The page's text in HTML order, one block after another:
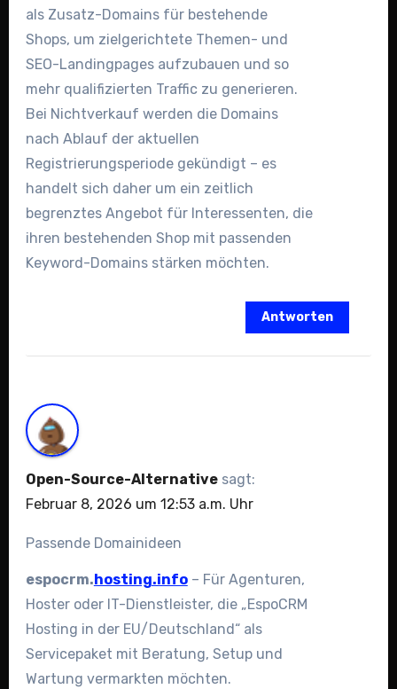
als Zusatz-Domains für bestehende
Shops, um zielgerichtete Themen- und
SEO-Landingpages aufzubauen und so
mehr qualifizierten Traffic zu generieren.
Bei Nichtverkauf werden die Domains
nach Ablauf der aktuellen
Registrierungsperiode gekündigt – es
handelt sich daher um ein zeitlich
begrenztes Angebot für Interessenten, die
ihren bestehenden Shop mit passenden
Keyword-Domains stärken möchten.
Antworten
Open-Source-Alternative sagt:
Februar 8, 2026 um 12:53 a.m. Uhr
Passende Domainideen
espocrm.hosting.info– Für Agenturen,
Hoster oder IT-Dienstleister, die „EspoCRM
Hosting in der EU/Deutschland“ als
Servicepaket mit Beratung, Setup und
Wartung vermarkten möchten.